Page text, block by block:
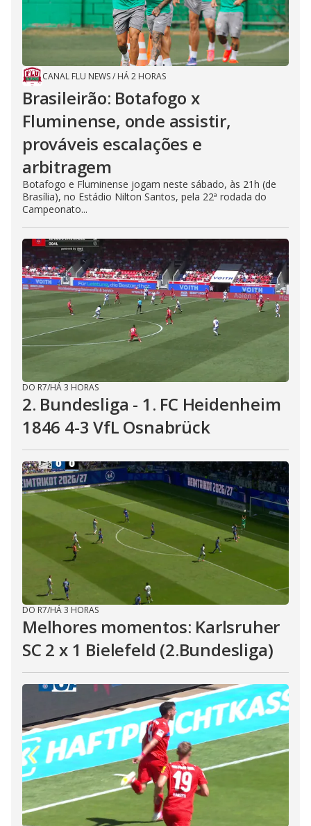
CANAL FLU NEWS/ HÁ 2 HORAS
Brasileirão: Botafogo x
Fluminense, onde assistir,
prováveis escalações e
arbitragem
Botafogo e Fluminense jogam neste sábado, às 21h (de
Brasília), no Estádio Nilton Santos, pela 22ª rodada do
Campeonato...
DO R7/HÁ 3 HORAS
2. Bundesliga - 1. FC Heidenheim
1846 4-3 VfL Osnabrück
DO R7/HÁ 3 HORAS
Melhores momentos: Karlsruher
SC 2 x 1 Bielefeld (2.Bundesliga)